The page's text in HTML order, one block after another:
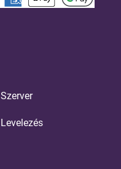
Szerver
Levelezés